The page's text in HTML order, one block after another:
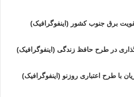
برق جنوب کشور (اینفوگرافیک)
در طرح حافظ زندگی (اینفوگرافیک)
با طرح اعتباری روزنو (اینفوگرافیک)